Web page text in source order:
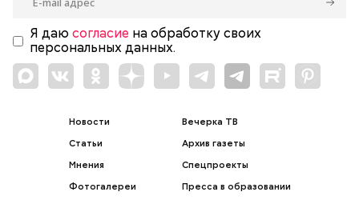
Я даю согласие на обработку своих
персональных данных.
Новости
Статьи
Мнения
Фотогалереи
Вечерка ТВ
Архив газеты
Спецпроекты
Пресса в образовании